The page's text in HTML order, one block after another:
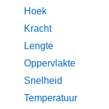
Hoek
Kracht
Lengte
Oppervlakte
Snelheid
Temperatuur